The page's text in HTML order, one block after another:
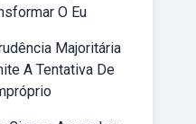
O Eu
Majoritária
A Tentativa De